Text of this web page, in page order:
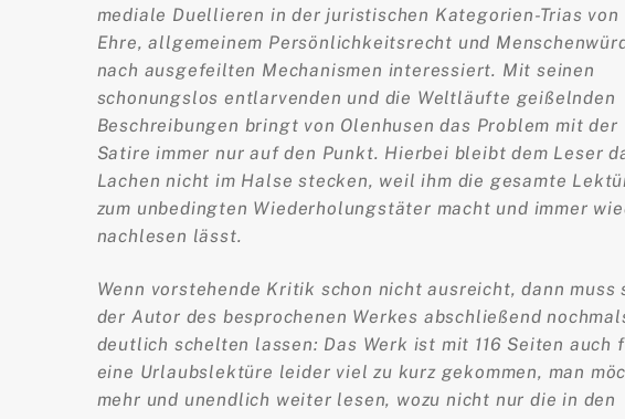
mediale Duellieren in der juristischen Kategorien-Trias von
Ehre, allgemeinem Persönlichkeitsrecht und
nach ausgefeilten Mechanismen interessiert. Mit seinen
schonungslos entlarvenden und die Weltläufte geißelnden
Beschreibungen bringt von Olenhusen das Problem mit der
Satire immer nur auf den Punkt. Hierbei bleibt dem Leser
Lachen nicht im Halse stecken, weil ihm die gesamte
zum unbedingten Wiederholungstäter macht und immer
nachlesen lässt.
Wenn vorstehende Kritik schon nicht ausreicht, dann muss
der Autor des besprochenen Werkes abschließend
deutlich schelten lassen: Das Werk ist mit 116 Seiten auch
eine Urlaubslektüre leider viel zu kurz gekommen, man
mehr und unendlich weiter lesen, wozu nicht nur die in den